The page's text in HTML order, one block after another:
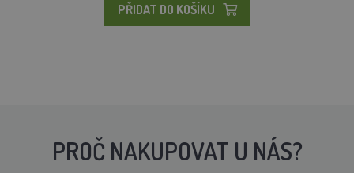
PŘIDAT DO KOŠÍKU
PROČ NAKUPOVAT U NÁS?